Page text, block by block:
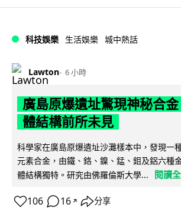
科技娛樂 生活娛樂 城中熱話
Lawton 6 小時
廣島原爆遺址驚現神秘合
體結構前所未見
科學家在廣島原爆遺址沙灘樣本中，發現一
元素合金，由鐵、鉻、鎳、錳、鉬及鋁六種
體結構獨特。研究由佛羅倫斯大學...
閱讀
106 16 ↗ 分享